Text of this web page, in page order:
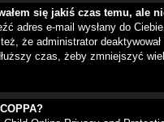
się jakiś czas temu, ale
adres e-mail wysłany do
że administrator
czas, żeby zmniejszyć